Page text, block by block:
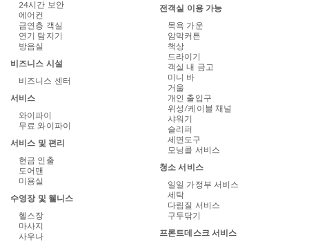
24시간 보안
에어컨
금연층 객실
연기 탐지기
방음실
비즈니스 시설
비즈니스 센터
서비스
와이파이
무료 와이파이
서비스 및 편리
현금 인출
도어맨
미용실
수영장 및 웰니스
헬스장
마사지
사우나
전객실 이용 가능
목욕 가운
암막커튼
책상
드라이기
객실 내 금고
미니 바
거울
개인 출입구
위성/케이블 채널
샤워기
슬리퍼
세면도구
모닝콜 서비스
청소 서비스
일일 가정부 서비스
세탁
다림질 서비스
구두닦기
프론트데스크 서비스